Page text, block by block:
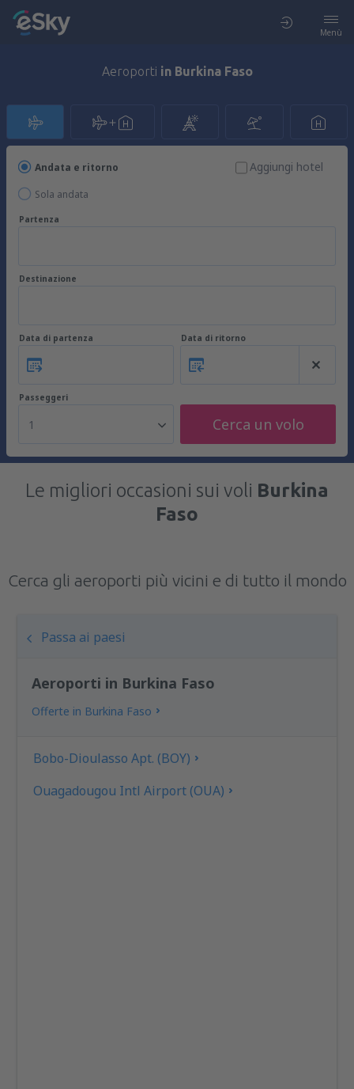
Menù
Aeroporti in Burkina Faso
Andata e ritorno
Sola andata
Aggiungi hotel
Partenza
Destinazione
Data di partenza Data di ritorno
Passeggeri
1 Cerca un volo
Le migliori occasioni sui voli Burkina
Faso
Cerca gli aeroporti più vicini e di tutto il mondo
Passa ai paesi
Aeroporti in Burkina Faso
Offerte in Burkina Faso
Bobo-Dioulasso Apt. (BOY)
Ouagadougou Intl Airport (OUA)